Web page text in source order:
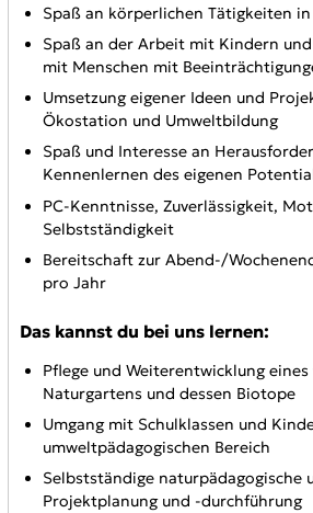
Spaß an körperlichen Tätigkeiten
Spaß an der Arbeit mit Kindern
mit Menschen mit
Umsetzung eigener Ideen und
Ökostation und Umweltbildung
Spaß und Interesse an
Kennenlernen des eigenen
PC-Kenntnisse, Zuverlässigkeit,
Selbstständigkeit
Bereitschaft zur Abend-/
pro Jahr
Das kannst du bei uns lernen:
Pflege und Weiterentwicklung
Naturgartens und dessen Biotope
Umgang mit Schulklassen und
umweltpädagogischen Bereich
Selbstständige naturpädagogische
Projektplanung und -durchführung